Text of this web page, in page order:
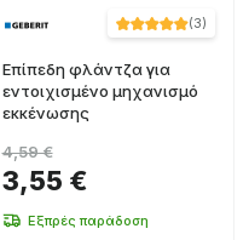
(3)
Επίπεδη φλάντζα για
εντοιχισμένο μηχανισμό
εκκένωσης
3,55 €
4,59 €
Εξπρές παράδοση